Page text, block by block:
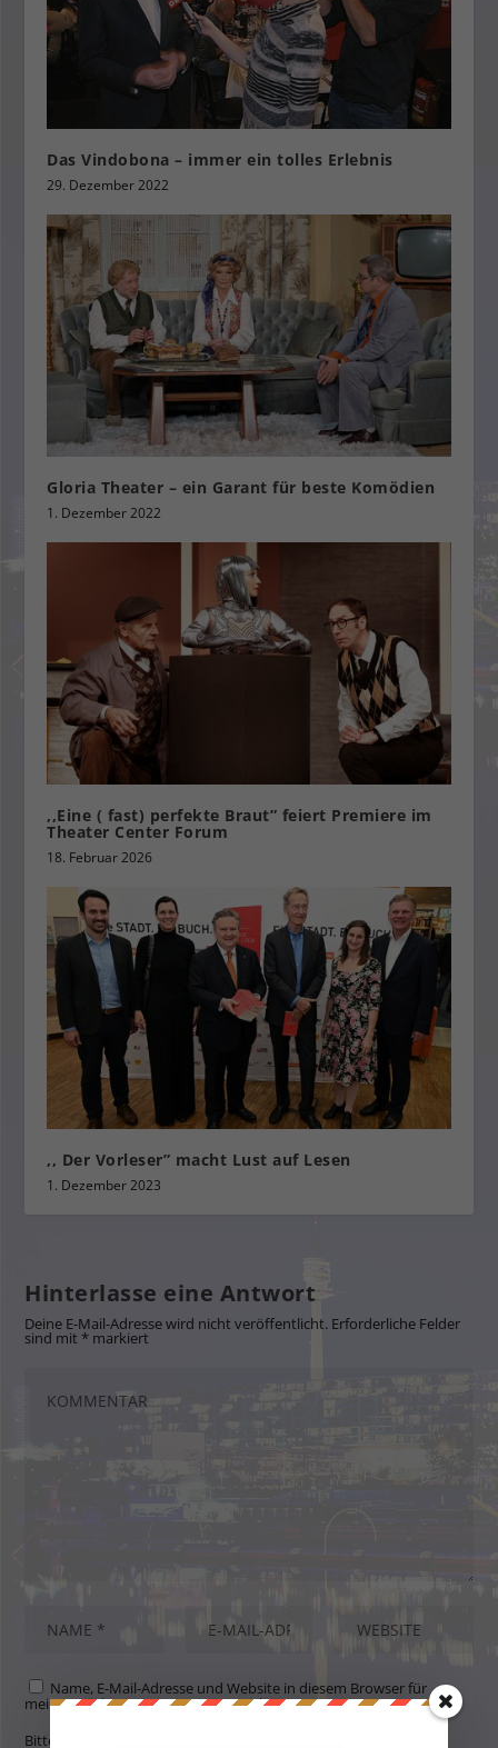
Das Vindobona – immer ein tolles Erlebnis
29. Dezember 2022
Gloria Theater – ein Garant für beste Komödien
1. Dezember 2022
,,Eine ( fast) perfekte Braut” feiert Premiere im
Theater Center Forum
18. Februar 2026
,, Der Vorleser” macht Lust auf Lesen
1. Dezember 2023
Hinterlasse eine Antwort
Deine E-Mail-Adresse wird nicht veröffentlicht. Erforderliche Felder
sind mit* markiert
Name, E-Mail-Adresse und Website in diesem Browser für
meinen nächsten Kommentar speichern.
Bitte gib eine Antwort in Ziffern ein: